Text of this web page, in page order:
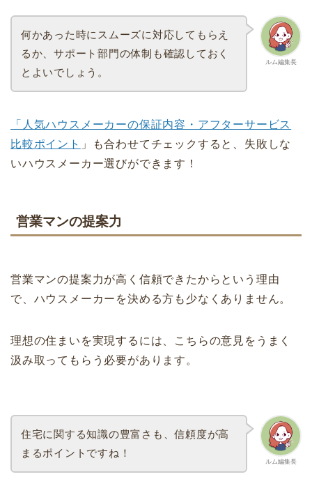
ルム編集長
何かあった時にスムーズに対応してもらえ
るか、サポート部門の体制も確認しておく
とよいでしょう。
「人気ハウスメーカーの保証内容・アフターサービス
比較ポイント 」も合わせてチェックすると、失敗しな
いハウスメーカー選びができます！
営業マンの提案力
営業マンの提案力が高く信頼できたからという理由
で、ハウスメーカーを決める方も少なくありません。
理想の住まいを実現するには、こちらの意見をうまく
汲み取ってもらう必要があります。
ルム編集長
住宅に関する知識の豊富さも、信頼度が高
まるポイントですね！